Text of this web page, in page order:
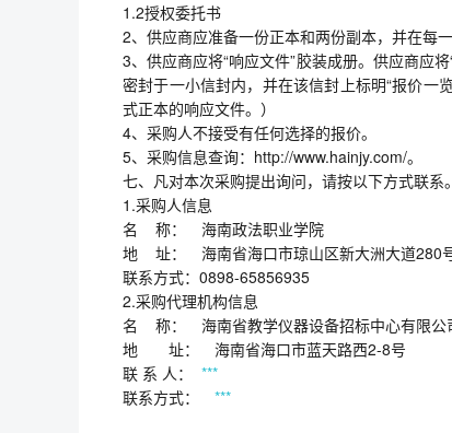
1.2授权委托书
2、供应商应准备一份正本和两份副本，并在每一
3、供应商应将“响应文件”胶装成册。供应商应
密封于一小信封内，并在该信封上标明“报价一
式正本的响应文件。）
4、采购人不接受有任何选择的报价。
5、采购信息查询：http://www.hainjy.com/。
七、凡对本次采购提出询问，请按以下方式联系。
1.采购人信息
名 称： 海南政法职业学院
地 址： 海南省海口市琼山区新大洲大道280
联系方式：0898-65856935
2.采购代理机构信息
名 称： 海南省教学仪器设备招标中心有限
地 址： 海南省海口市蓝天路西2-8号
联 系 人： ***
联系方式： ***